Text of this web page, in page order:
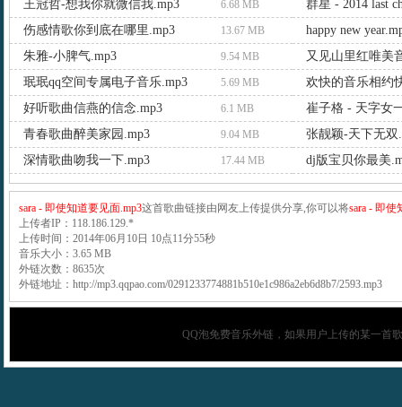
王冠哲-想我你就微信我.mp3
6.68 MB
群星 - 2014 last
伤感情歌你到底在哪里.mp3
13.67 MB
happy new
朱雅-小脾气.mp3
9.54 MB
又见山里红唯美
珉珉qq空间专属电子音乐.mp3
5.69 MB
欢快的音乐相约
好听歌曲信燕的信念.mp3
6.1 MB
崔子格 - 天字女
青春歌曲醉美家园.mp3
9.04 MB
张靓颖-天下无双
深情歌曲吻我一下.mp3
17.44 MB dj版宝贝你最美
sara - 即使知道要见面.mp3这首歌曲链接由网友上传提供分享,你可以将sara - 即使
上传者IP：118.186.129.*
上传时间：2014年06月10日 10点11分55秒
音乐大小：3.65 MB
外链次数：8635次
外链地址：http://mp3.qqpao.com/0291233774881b510e1c986a2eb6d8b7/2593.mp3
QQ泡免费音乐外链，如果用户上传的某一首